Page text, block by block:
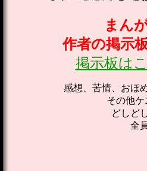
まん
作者の掲示
掲示板は
感想、苦情、おほ
その他
どしど
全